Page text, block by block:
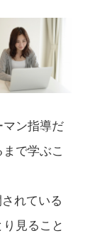
マン指導だ
で学ぶこ
れている
見ること